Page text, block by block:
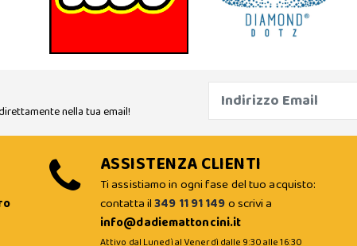
nella tua email!
ASSISTENZA CLIENTI
Ti assistiamo in ogni fase del tuo acquisto:
contatta il349 11 91 149o scrivi a
info@dadiemattoncini.it
Attivo dal Lunedì al Venerdì dalle 9:30 alle 16:30